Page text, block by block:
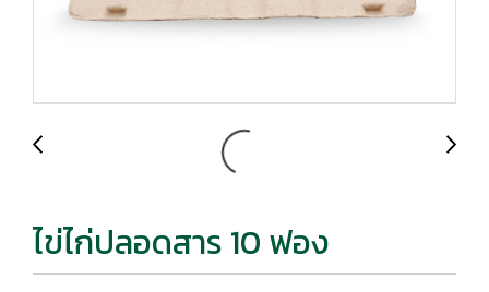
ไข่ไก่ปลอดสาร 10 ฟอง